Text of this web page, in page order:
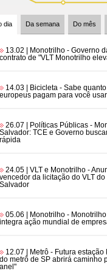
dia Da semana Do mês
13.02 | Monotrilho - Governo
contrato de "VLT Monotrilho
14.03 | Bicicleta - Sabe
europeus pagam para você
26.07 | Políticas Públicas -
Salvador: TCE e Governo
rápida
24.05 | VLT e Monotrilho -
vencedor da licitação do VLT
Salvador
05.06 | Monotrilho -
integra ação mundial de
12.07 | Metrô - Futura estação
do metrô de SP abrirá caminho
anel"